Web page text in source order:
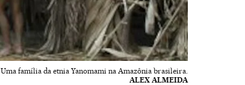
Uma família da etnia Yanomami na Amazônia brasileira.
ALEX ALMEIDA